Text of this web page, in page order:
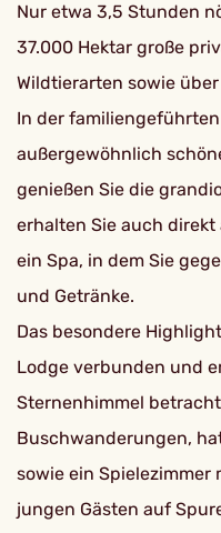
Nur etwa 3,5 Stunden
37.000 Hektar große
Wildtierarten sowie
In der
außergewöhnlich
genießen Sie die
erhalten Sie auch
ein Spa, in dem Sie
und Getränke.
Das besondere
Lodge verbunden und
Sternenhimmel
Buschwanderungen,
sowie ein
jungen Gästen auf